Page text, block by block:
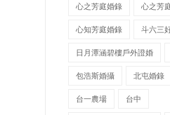
心之芳庭婚錄 心之芳
心知芳庭婚錄 斗六三
日月潭涵碧樓戶外證婚
包浩斯婚攝 北屯婚錄
台一農場 台中